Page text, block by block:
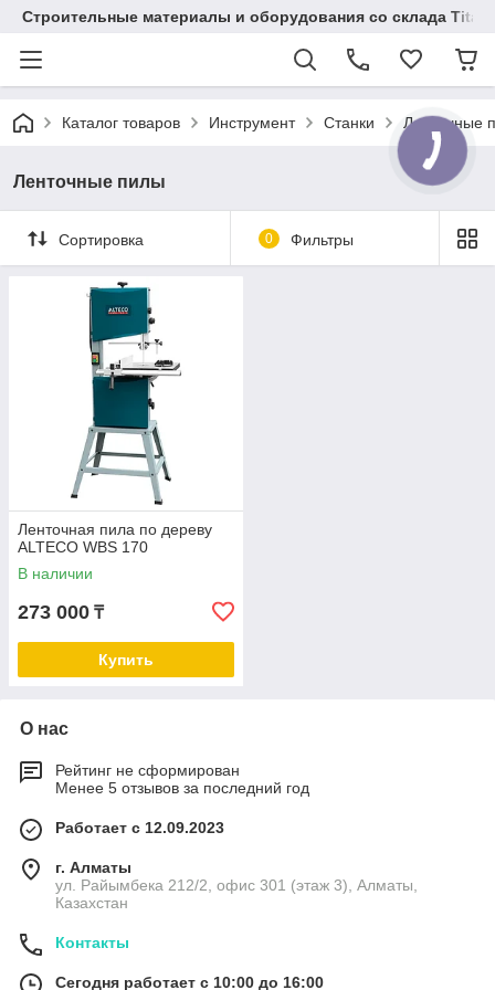
Строительные материалы и оборудования со склада
Каталог товаров Инструмент Станки Ленточные
Ленточные пилы
Сортировка 0 Фильтры
Ленточная пила по дереву
ALTECO WBS 170
В наличии
273 000 ₸
Купить
О нас
Рейтинг не сформирован
Менее 5 отзывов за последний год
Работает с 12.09.2023
г. Алматы
ул. Райымбека 212/2, офис 301 (этаж 3), Алматы,
Казахстан
Контакты
Сегодня работает с 10:00 до 16:00